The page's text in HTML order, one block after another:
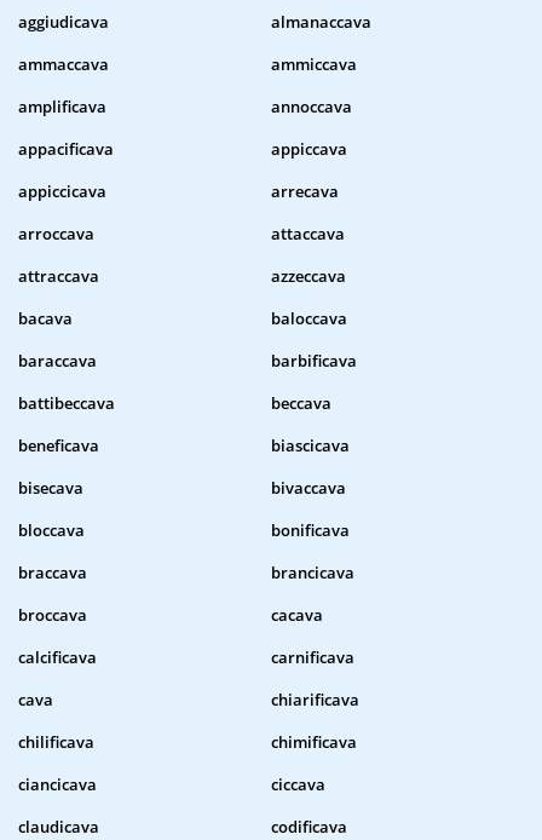
aggiudicava
almanaccava
ammaccava
ammiccava
amplificava
annoccava
appacificava
appiccava
appiccicava
arrecava
arroccava
attaccava
attraccava
azzeccava
bacava
baloccava
baraccava
barbificava
battibeccava
beccava
beneficava
biascicava
bisecava
bivaccava
bloccava
bonificava
braccava
brancicava
broccava
cacava
calcificava
carnificava
cava
chiarificava
chilificava
chimificava
ciancicava
ciccava
claudicava
codificava